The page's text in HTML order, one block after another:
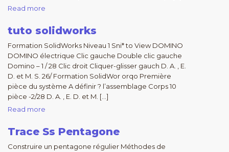
Read more
tuto solidworks
Formation SolidWorks Niveau 1 Sni* to View DOMINO
DOMINO électrique Clic gauche Double clic gauche
Domino – 1 / 28 Clic droit Cliquer-glisser gauch D. A. , E.
D. et M. S. 26/ Formation SolidWor orqo Première
pièce du système A définir ? l’assemblage Corps 10
pièce -2/28 D. A. , E. D. et M. […]
Read more
Trace Ss Pentagone
Construire un pentagone régulier Méthodes de